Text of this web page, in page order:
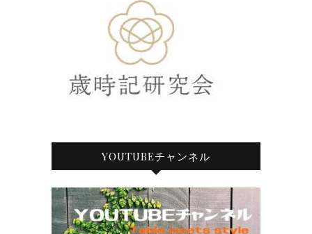
YOUTUBEチャンネル